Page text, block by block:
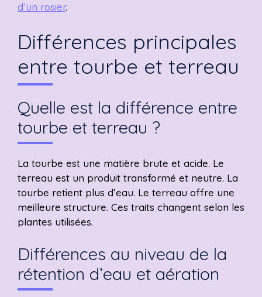
d’un rosier.
Différences principales
entre tourbe et terreau
Quelle est la différence entre
tourbe et terreau ?
La tourbe est une matière brute et acide. Le
terreau est un produit transformé et neutre. La
tourbe retient plus d’eau. Le terreau offre une
meilleure structure. Ces traits changent selon les
plantes utilisées.
Différences au niveau de la
rétention d’eau et aération